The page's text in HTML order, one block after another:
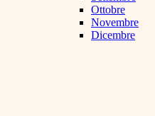
Ottobre
Novembre
Dicembre